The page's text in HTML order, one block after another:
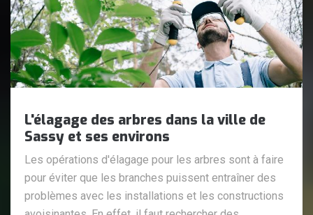
L'élagage des arbres dans la ville de
Sassy et ses environs
Les opérations d'élagage pour les arbres sont à faire
pour éviter que les branches puissent entraîner des
problèmes avec les installations et les constructions